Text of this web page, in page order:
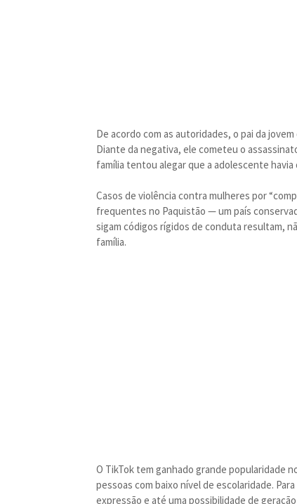
De acordo com as autoridades, o pai da
Diante da negativa, ele cometeu o
família tentou alegar que a adolescente
Casos de violência contra mulheres por
frequentes no Paquistão — um país
sigam códigos rígidos de conduta resultam,
família.
O TikTok tem ganhado grande popularidade
pessoas com baixo nível de escolaridade.
expressão e até uma possibilidade de